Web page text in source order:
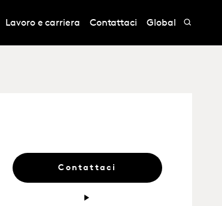
Lavoro e carriera Contattaci Global
Contattaci